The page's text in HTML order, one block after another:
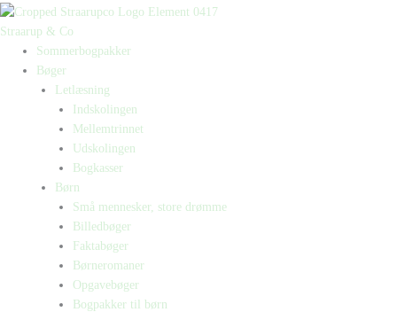
Straarup & Co
Sommerbogpakker
Bøger
Letlæsning
Indskolingen
Mellemtrinnet
Udskolingen
Bogkasser
Børn
Små mennesker, store drømme
Billedbøger
Faktabøger
Børneromaner
Opgavebøger
Bogpakker til børn